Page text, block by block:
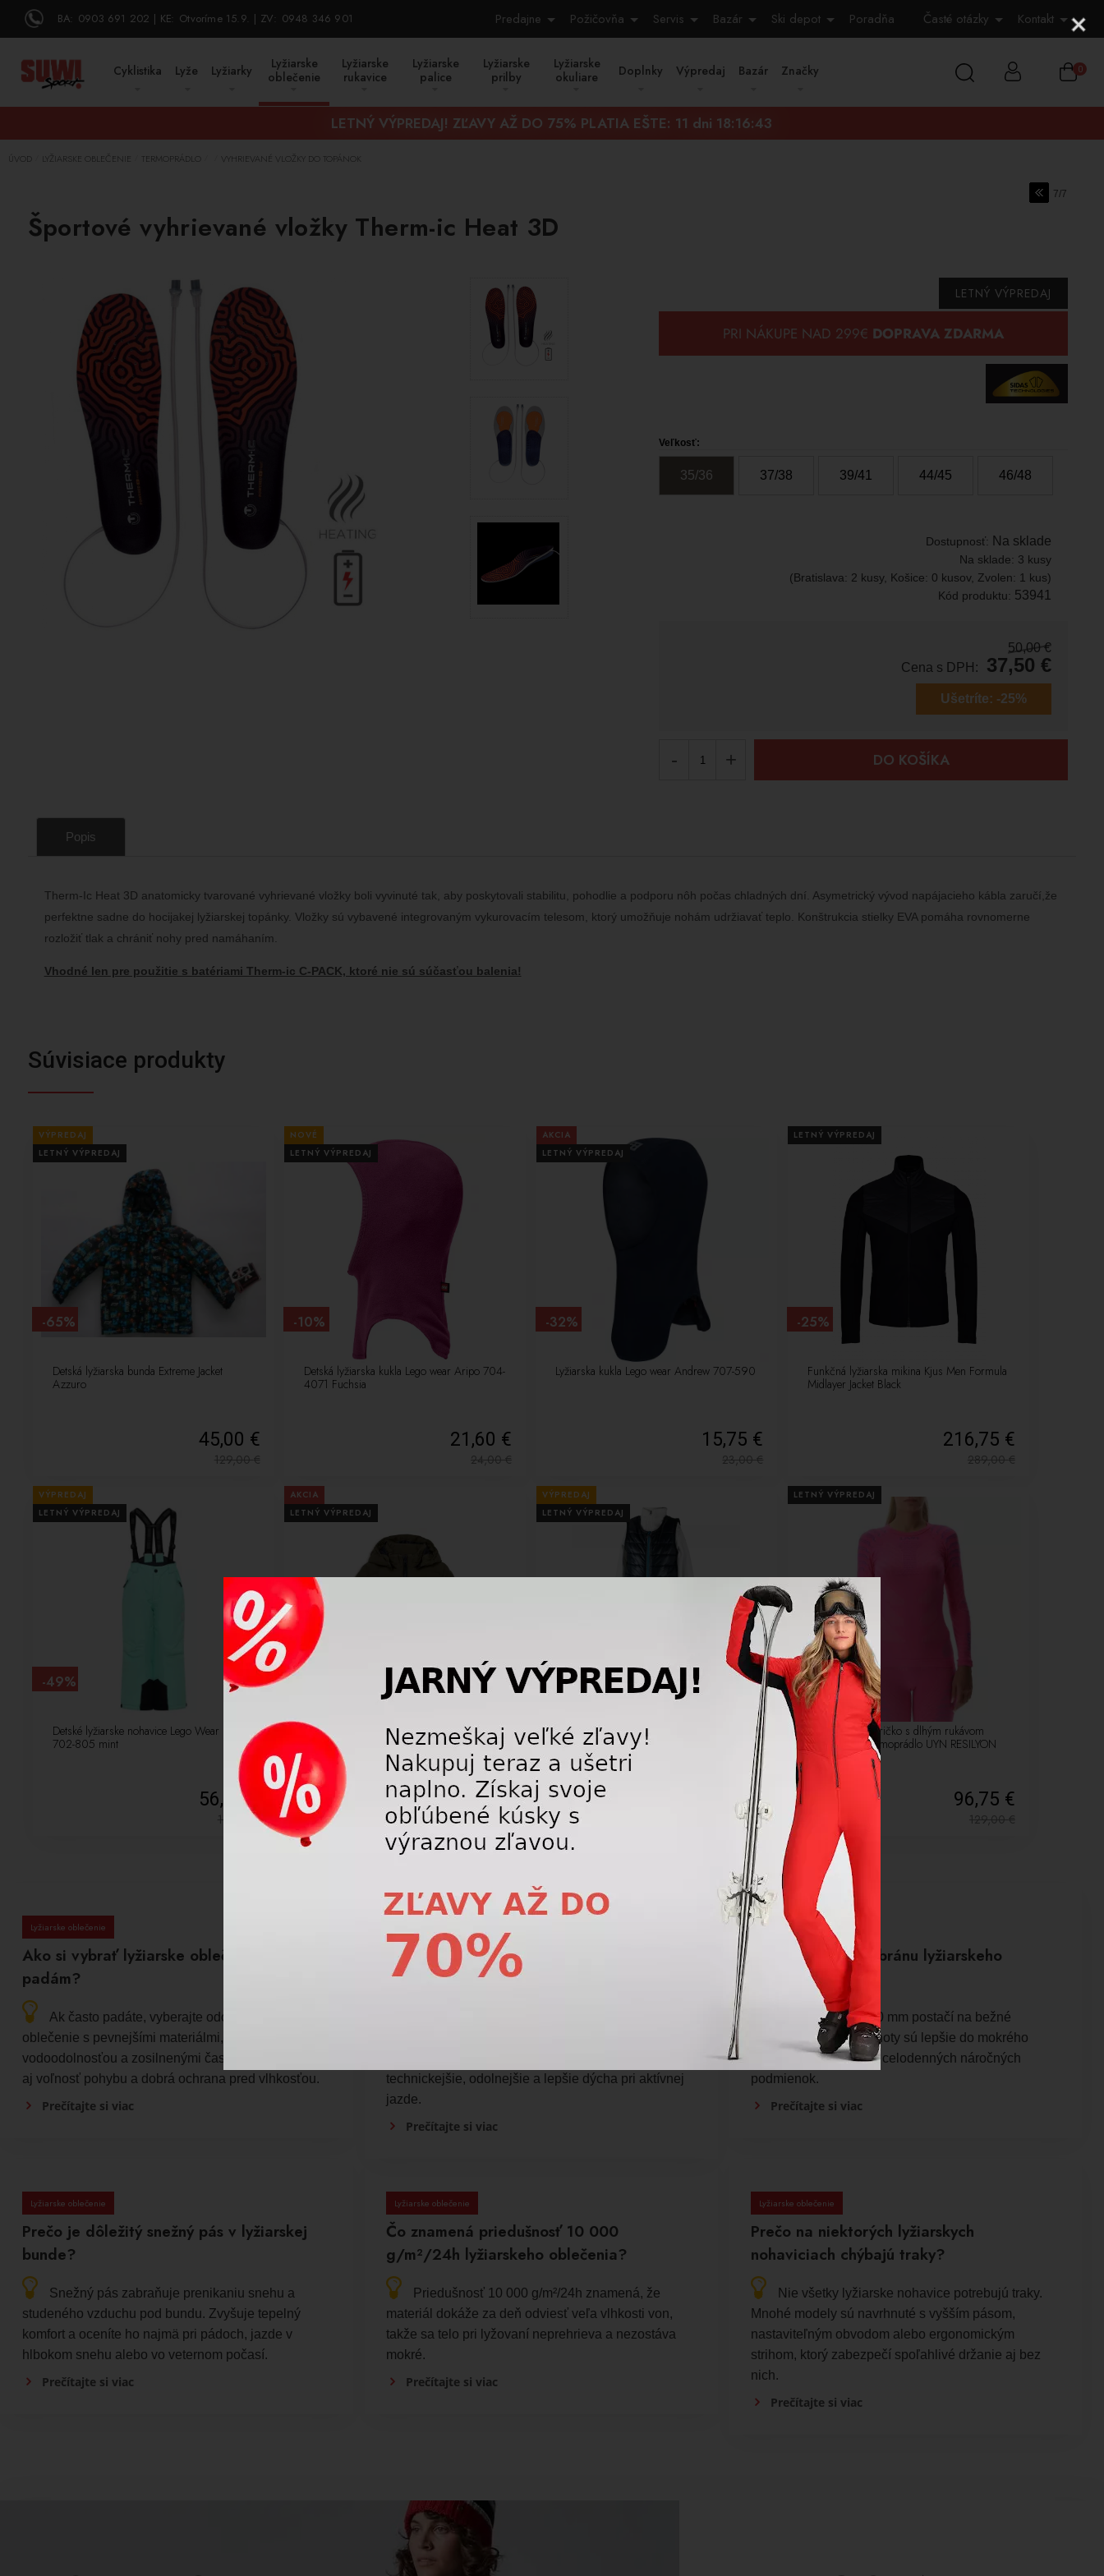
BA: 0903 691 202 KE: Otvoríme 15.9. ZV: 0948 346 901
0
Predajne Požičovňa Servis Bazár Ski depot Poradňa Časté otázky Kontakt
Cyklistika Lyže Lyžiarky
Lyžiarske
oblečenie
Lyžiarske
rukavice
Lyžiarske
palice
Lyžiarske
prilby
Lyžiarske
okuliare
Doplnky Výpredaj Bazár Značky
LETNÝ VÝPREDAJ! ZĽAVY AŽ DO 75% PLATIA EŠTE: 11 dni 18:16:42
ÚVOD LYŽIARSKE OBLEČENIE TERMOPRÁDLO VYHRIEVANÉ VLOŽKY DO TOPÁNOK
7/7
Športové vyhrievané vložky Therm-ic Heat 3D
LETNÝ VÝPREDAJ
Veľkosť:
35/36 37/38 39/41 44/45 46/48
Dostupnosť: Na sklade
Na sklade: 3 kusy
(Bratislava: 2 kusy, Košice: 0 kusov, Zvolen: 1 kus)
Kód produktu: 53941
50,00€
Cena s DPH:
37,50 €
Ušetríte: -25%
- + DO KOŠÍKA
Popis
Therm-Ic Heat 3D anatomicky tvarované vyhrievané vložky boli vyvinuté tak, aby poskytovali stabilitu, pohodlie a podporu nôh počas chladných dní. Asymetrický vývod napájacieho kábla zaručí,že
perfektne sadne do hocijakej lyžiarskej topánky. Vložky sú vybavené integrovaným vykurovacím telesom, ktorý umožňuje nohám udržiavať teplo. Konštrukcia stielky EVA pomáha rovnomerne
rozložiť tlak a chrániť nohy pred namáhaním.
Vhodné len pre použitie s batériami Therm-ic C-PACK, ktoré nie sú súčasťou balenia!
Súvisiace produkty
VÝPREDAJ
LETNÝ VÝPREDAJ
Detská lyžiarska bunda Extreme Jacket
Azzuro
45,00 €
129,00€
-65%
NOVÉ
LETNÝ VÝPREDAJ
Detská lyžiarska kukla Lego wear Aripo 704-
4071 Fuchsia
21,60 €
24,00€
-10%
AKCIA
LETNÝ VÝPREDAJ
Lyžiarska kukla Lego wear Andrew 707-590
15,75 €
23,00€
-32%
LETNÝ VÝPREDAJ
Funkčná lyžiarska mikina Kjus Men Formula
Midlayer Jacket Black
216,75 €
289,00€
-25%
VÝPREDAJ
LETNÝ VÝPREDAJ
Detské lyžiarske nohavice Lego Wear Paraw
702-805 mint
56,25 €
111,00€
-49%
AKCIA
LETNÝ VÝPREDAJ
Detská lyžiarska bunda Lego Wear Jipe 706-
8026 Dark Olive
75,00 €
110,00€
-32%
VÝPREDAJ
LETNÝ VÝPREDAJ
Detské lyžiarske nohavice Obermeyer Chilkat
Bib Pant Polar Blue
75,00 €
149,00€
-50%
LETNÝ VÝPREDAJ
Dámske termo tričko s dlhým rukávom
round neck - termoprádlo UYN RESILYON
magenta/pink
96,75 €
129,00€
-25%
Lyžiarske oblečenie
Ako si vybrať lyžiarske oblečenie, ak často
padám?
Ak často padáte, vyberajte odolné lyžiarske
oblečenie s pevnejšími materiálmi, vyššou
vodoodolnosťou a zosilnenými časťami. Dôležitá je
aj voľnosť pohybu a dobrá ochrana pred vlhkosťou.
Prečítajte si viac
Pri lyžiarskom oblečení ako sa vyznať v
označeniach DWR, 2L, 3L?
technickejšie, odolnejšie a lepšie dýcha pri aktívnej
jazde.
Prečítajte si viac
Lyžiarske oblečenie
Ako si zvoliť membránu lyžiarskeho
oblečenia?
Membrána 10 000 mm postačí na bežné
lyžovanie, vyššie hodnoty sú lepšie do mokrého
snehu, silného vetra a celodenných náročných
podmienok.
Prečítajte si viac
Lyžiarske oblečenie
Prečo je dôležitý snežný pás v lyžiarskej
bunde?
Snežný pás zabraňuje prenikaniu snehu a
studeného vzduchu pod bundu. Zvyšuje tepelný
komfort a oceníte ho najmä pri pádoch, jazde v
hlbokom snehu alebo vo veternom počasí.
Prečítajte si viac
Lyžiarske oblečenie
Čo znamená priedušnosť 10 000
g/m²/24h lyžiarskeho oblečenia?
Priedušnosť 10 000 g/m²/24h znamená, že
materiál dokáže za deň odviesť veľa vlhkosti von,
takže sa telo pri lyžovaní neprehrieva a nezostáva
mokré.
Prečítajte si viac
Lyžiarske oblečenie
Prečo na niektorých lyžiarskych
nohaviciach chýbajú traky?
Nie všetky lyžiarske nohavice potrebujú traky.
Mnohé modely sú navrhnuté s vyšším pásom,
nastaviteľným obvodom alebo ergonomickým
strihom, ktorý zabezpečí spoľahlivé držanie aj bez
nich.
Prečítajte si viac